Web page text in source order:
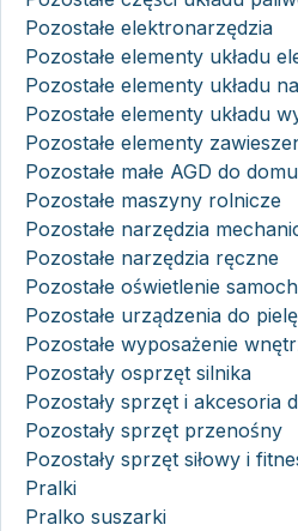
Pozostałe elektronarzędzia
Pozostałe elementy układu
Pozostałe elementy układu
Pozostałe elementy układu
Pozostałe elementy
Pozostałe małe AGD do domu
Pozostałe maszyny rolnicze
Pozostałe narzędzia
Pozostałe narzędzia ręczne
Pozostałe oświetlenie
Pozostałe urządzenia do
Pozostałe wyposażenie
Pozostały osprzęt silnika
Pozostały sprzęt i akcesoria
Pozostały sprzęt przenośny
Pozostały sprzęt siłowy i
Pralki
Pralko suszarki